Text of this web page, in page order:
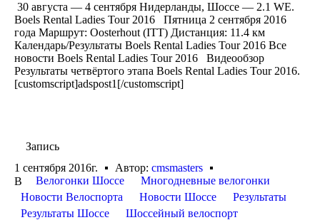
30 августа — 4 сентября Нидерланды, Шоссе — 2.1 WE.
Boels Rental Ladies Tour 2016 Пятница 2 сентября 2016
года Маршрут: Oosterhout (ITT) Дистанция: 11.4 км
Календарь/Результаты Boels Rental Ladies Tour 2016 Все
новости Boels Rental Ladies Tour 2016 Видеообзор
Результаты четвёртого этапа Boels Rental Ladies Tour 2016.
[customscript]adspost1[/customscript]
Запись
1 сентября 2016г.
Автор: cmsmasters
В
Велогонки Шоссе
Многодневные велогонки
Новости Велоспорта
Новости Шоссе
Результаты
Результаты Шоссе
Шоссейный велоспорт